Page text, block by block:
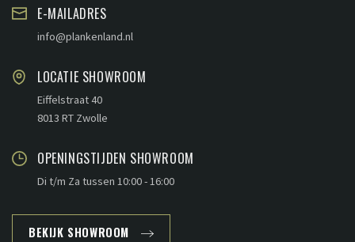
E-MAILADRES
info@plankenland.nl
LOCATIE SHOWROOM
Eiffelstraat 40
8013 RT Zwolle
OPENINGSTIJDEN SHOWROOM
Di t/m Za tussen 10:00 - 16:00
BEKIJK SHOWROOM